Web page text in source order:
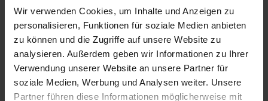
Wir verwenden Cookies, um Inhalte und Anzeigen zu
personalisieren, Funktionen für soziale Medien anbieten
zu können und die Zugriffe auf unsere Website zu
analysieren. Außerdem geben wir Informationen zu Ihrer
Verwendung unserer Website an unsere Partner für
soziale Medien, Werbung und Analysen weiter. Unsere
Partner führen diese Informationen möglicherweise mit